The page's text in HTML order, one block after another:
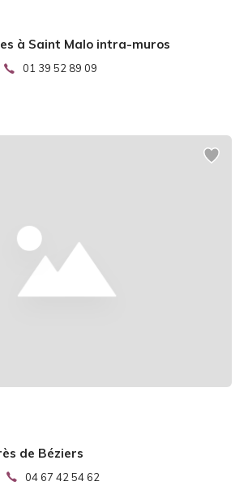
à Saint Malo intra-muros
01 39 52 89 09
de Béziers
04 67 42 54 62